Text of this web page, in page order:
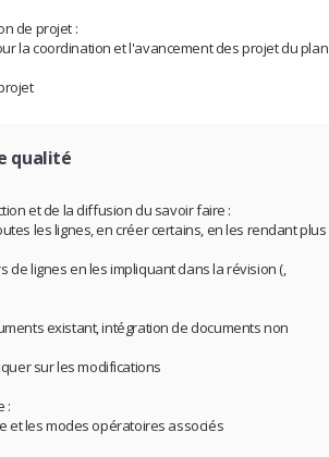
de projet :
la coordination et l'avancement des projet du plan
qualité
et de la diffusion du savoir faire :
les lignes, en créer certains, en les rendant plus
de lignes en les impliquant dans la révision (,
existant, intégration de documents non
sur les modifications
:
et les modes opératoires associés